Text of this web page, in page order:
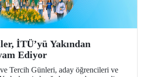
İTÜ’yü Yakından
Ediyor
Tercih Günleri, aday öğrencileri ve